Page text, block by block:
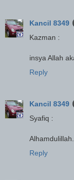
Kancil 8349
Kazman :
insya Allah
Reply
Kancil 8349
Syafiq :
Alhamdulillah...
Reply